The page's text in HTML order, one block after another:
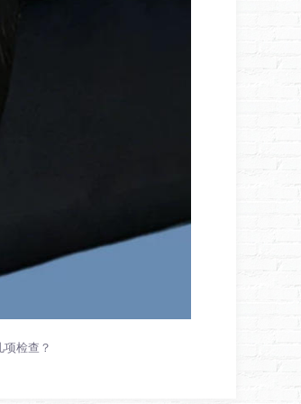
检查？